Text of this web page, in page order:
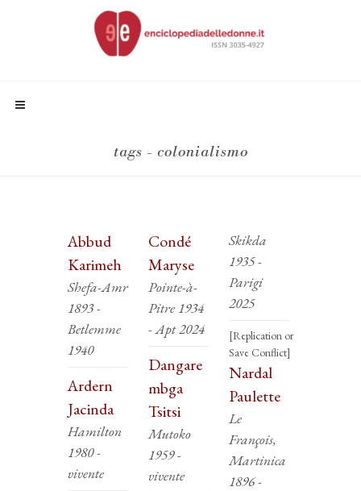
tags - colonialismo
Abbud
Karimeh
Shefa-Amr
1893 -
Betlemme
1940
Ardern
Jacinda
Hamilton
1980 -
vivente
Condé
Maryse
Pointe-à-
Pitre 1934
- Apt 2024
Dangare
mbga
Tsitsi
Mutoko
1959 -
vivente
Skikda
1935 -
Parigi
2025
[Replication or
Save Conflict]
Nardal
Paulette
Le
François,
Martinica
1896 -